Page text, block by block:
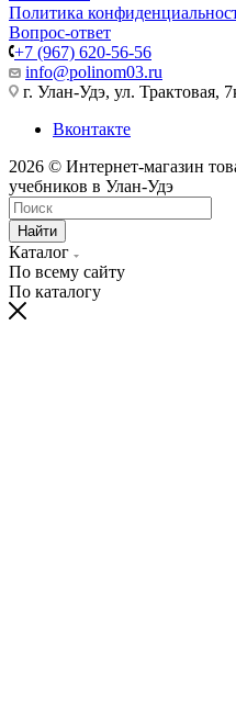
Политика
Вопрос-ответ
+7 (967) 620-56-56
info@polinom03.ru
г. Улан-Удэ, ул. Трактовая,
Вконтакте
2026 © Интернет-магазин
учебников в Улан-Удэ
Найти
Каталог
По всему сайту
По каталогу